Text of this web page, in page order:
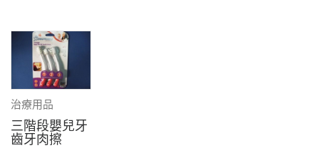
治療用品
三階段嬰兒牙
齒牙肉擦